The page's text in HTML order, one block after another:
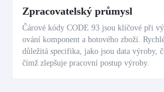
Zpracovatelský průmysl
Čárové kódy CODE 93 jsou klíčové při
ování komponent a hotového zboží.
důležitá specifika, jako jsou data výroby,
čímž zlepšuje pracovní postup výroby.